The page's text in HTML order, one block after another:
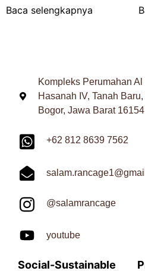
Baca selengkapnya
Kompleks Perumahan Al
Hasanah IV, Tanah
Bogor, Jawa Barat 16154
+62 812 8639 7562
@salamrancage
youtube
Social-Sustainable